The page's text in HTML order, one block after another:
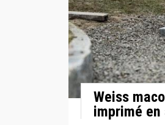
Weiss
imprimé